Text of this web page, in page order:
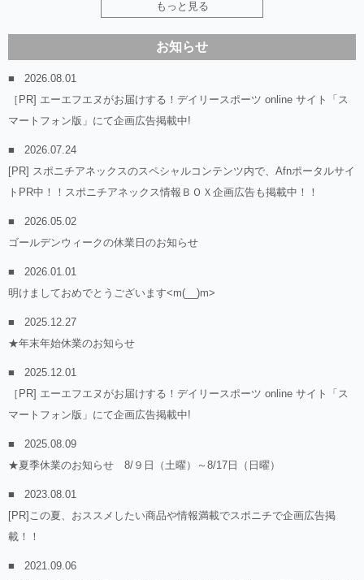
もっと見る
お知らせ
2026.08.01
［PR] エーエフエヌがお届けする！デイリースポーツ online サイト「ス
マートフォン版」にて企画広告掲載中!
2026.07.24
[PR] スポニチアネックスのスペシャルコンテンツ内で、Afnポータルサイ
トPR中！！スポニチアネックス情報ＢＯＸ企画広告も掲載中！！
2026.05.02
ゴールデンウィークの休業日のお知らせ
2026.01.01
明けましておめでとうございます<m(__)m>
2025.12.27
★年末年始休業のお知らせ
2025.12.01
［PR] エーエフエヌがお届けする！デイリースポーツ online サイト「ス
マートフォン版」にて企画広告掲載中!
2025.08.09
★夏季休業のお知らせ 8/９日（土曜）～8/17日（日曜）
2023.08.01
[PR]この夏、おススメしたい商品や情報満載でスポニチで企画広告掲
載！！
2021.09.06